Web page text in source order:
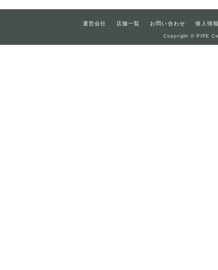
運営会社 店舗一覧 お問い合わせ 個人情
Copyright © PIPE